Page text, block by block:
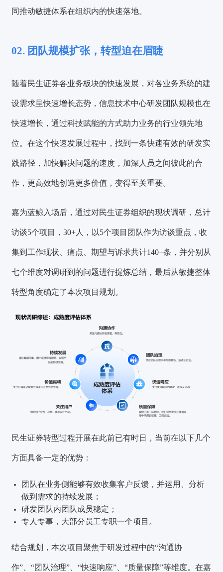
同推动敏捷体系在组织内的快速落地。
02. 团队规模扩张，转型迫在眉睫
随着民生证券各业务板块的快速发展，对各业务系统的建
设需求呈快速增长态势，信息技术中心研发团队规模也在
快速增长，通过科技赋能的方式助力业务的行业领先地
位。在这个快速发展过程中，找到一条快速有效的研发实
践路径，加快解决问题的速度，加深人员之间彼此的合
作，更高效地创造更多价值，变得至关重要。
嘉为蓝鲸入场后，通过对民生证券组织的现状调研，总计
访谈5个项目，30+ 人，以5个项目团队作为访谈重点，收
集到工作现状、痛点、期望与诉求共计140+条，并分别从
七个维度对调研到的问题进行提炼总结，最后从敏捷整体
转型角度确定了本次项目规划。
民生证券转型过程开展在此前已有时日，当前在以下几个
方面具备一定的优势：
团队在业务侧能够有效收集客户反馈，并运用、分析
做到需求的持续发展；
研发团队内团队成员稳定；
专人专事，大部分员工专职一个项目。
结合规划，本次项目聚焦于研发过程中的“沟通协
作”、“团队治理”、“快速响应”、“质量保障”等维度。在嘉